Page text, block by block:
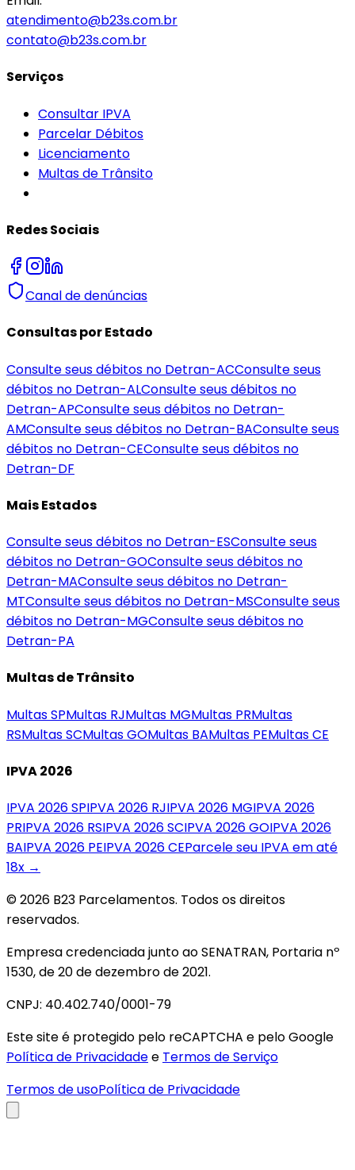
atendimento@b23s.com.br
contato@b23s.com.br
Serviços
Consultar IPVA
Parcelar Débitos
Licenciamento
Multas de Trânsito
Redes Sociais
Canal de denúncias
Consultas por Estado
Consulte seus débitos no Detran-ACConsulte seus
débitos no Detran-ALConsulte seus débitos no
Detran-APConsulte seus débitos no Detran-
AMConsulte seus débitos no Detran-BAConsulte seus
débitos no Detran-CEConsulte seus débitos no
Detran-DF
Mais Estados
Consulte seus débitos no Detran-ESConsulte seus
débitos no Detran-GOConsulte seus débitos no
Detran-MAConsulte seus débitos no Detran-
MTConsulte seus débitos no Detran-MSConsulte seus
débitos no Detran-MGConsulte seus débitos no
Detran-PA
Multas de Trânsito
MultasSPMultas RJMultas MGMultas PRMultas
RSMultasSCMultasGOMultas BAMultas PEMultasCE
IPVA 2026
IPVA 2026SPIPVA 2026 RJIPVA 2026 MGIPVA 2026
PRIPVA 2026 RSIPVA 2026SCIPVA 2026GOIPVA 2026
BAIPVA 2026 PEIPVA 2026CEParcele seu IPVA em até
18x →
© 2026 B23 Parcelamentos. Todos os direitos
reservados.
Empresa credenciada junto ao SENATRAN, Portaria nº
1530, de 20 de dezembro de 2021.
CNPJ: 40.402.740/0001-79
Este site é protegido pelo reCAPTCHA e pelo Google
Política de Privacidadee Termos de Serviço
Termos de usoPolítica de Privacidade